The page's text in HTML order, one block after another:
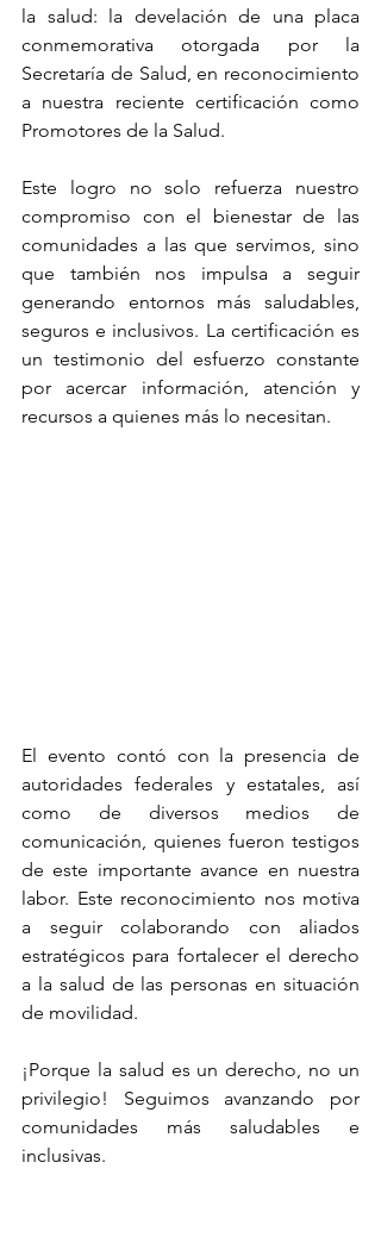
la salud: la develación de una placa
conmemorativa otorgada por la
Secretaría de Salud, en reconocimiento
a nuestra reciente certificación como
Promotores de la Salud.
Este logro no solo refuerza nuestro
compromiso con el bienestar de las
comunidades a las que servimos, sino
que también nos impulsa a seguir
generando entornos más saludables,
seguros e inclusivos. La certificación es
un testimonio del esfuerzo constante
por acercar información, atención y
recursos a quienes más lo necesitan.
El evento contó con la presencia de
autoridades federales y estatales, así
como de diversos medios de
comunicación, quienes fueron testigos
de este importante avance en nuestra
labor. Este reconocimiento nos motiva
a seguir colaborando con aliados
estratégicos para fortalecer el derecho
a la salud de las personas en situación
de movilidad.
¡Porque la salud es un derecho, no un
privilegio! Seguimos avanzando por
comunidades más saludables e
inclusivas.